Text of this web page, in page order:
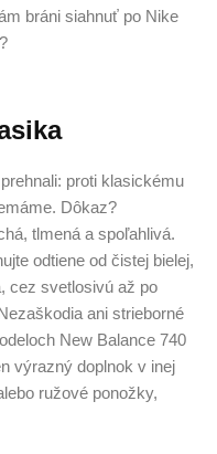
bráni siahnuť po Nike
proti klasickému
Dôkaz?
tlmená a spoľahlivá.
odtiene od čistej bielej,
cez svetlosivú až po
ani strieborné
New Balance 740
výrazný doplnok v inej
ružové ponožky,